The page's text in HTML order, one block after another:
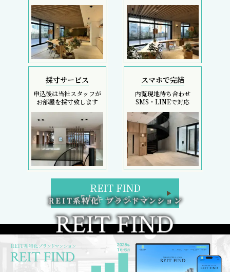
採寸サービス
申込後は当社スタッフが
お部屋を採寸致します
スマホで完結
内覧現地待ち合わせ
SMS・LINEで対応
REIT FIND
5大キャンペーン